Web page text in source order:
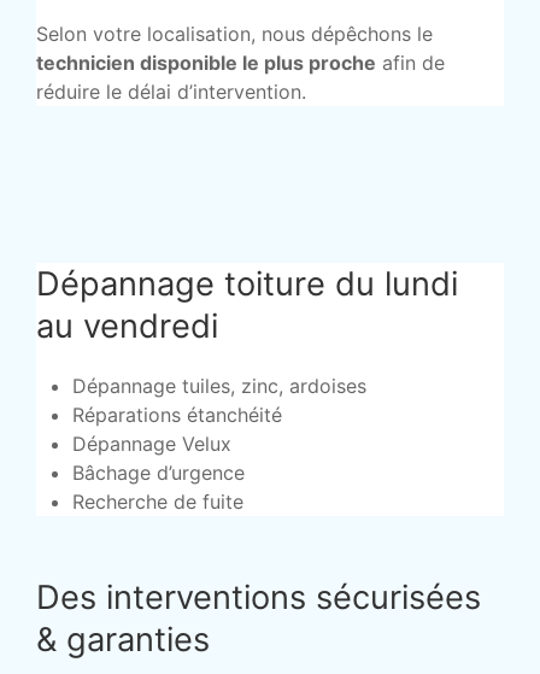
Selon votre localisation, nous dépêchons le
technicien disponible le plus proche afin de
réduire le délai d’intervention.
Dépannage toiture du lundi
au vendredi
Dépannage tuiles, zinc, ardoises
Réparations étanchéité
Dépannage Velux
Bâchage d’urgence
Recherche de fuite
Des interventions sécurisées
& garanties